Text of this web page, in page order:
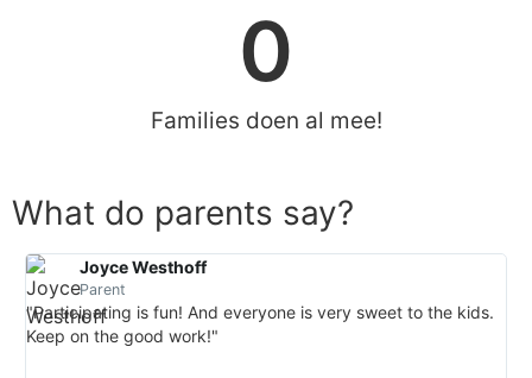
Families doen al mee!
0
What do parents say?
Joyce Westhoff
Parent
"Participating is fun! And everyone is very sweet to the kids.
Keep on the good work!"